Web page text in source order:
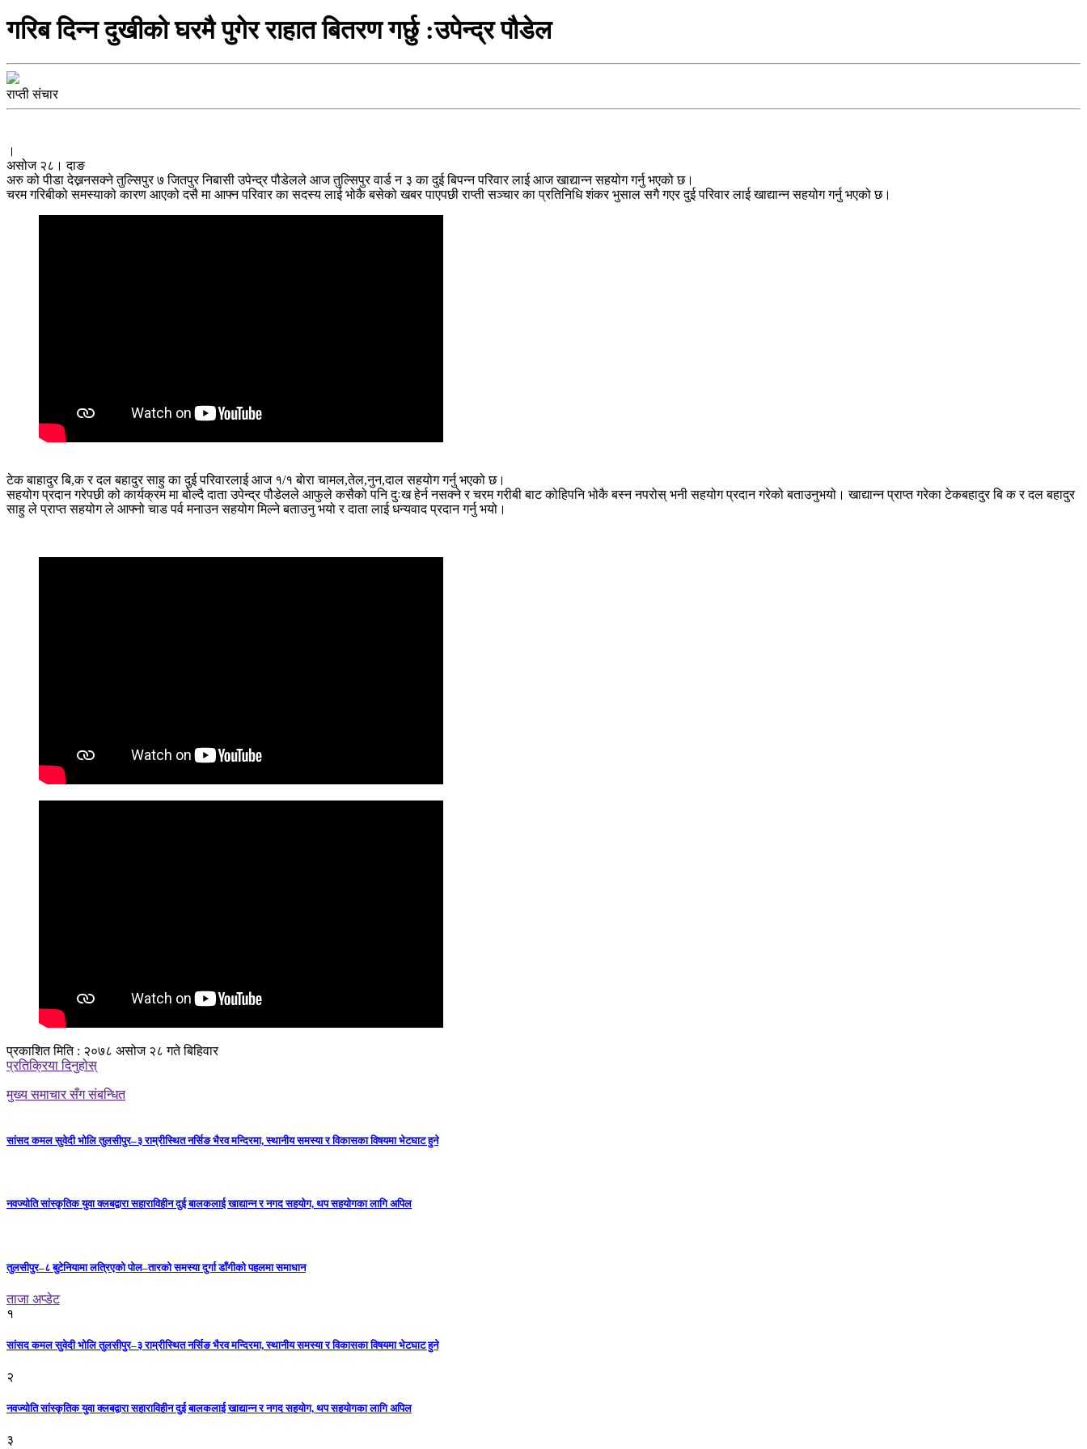
गरिब दिन्न दुखीको घरमै पुगेर राहात बितरण गर्छु :उपेन्द्र पौडेल
राप्ती संचार
।
असोज २८। दाङ
अरु को पीडा देख्ननसक्ने तुल्सिपुर ७ जितपुर निबासी उपेन्द्र पौडेलले आज तुल्सिपुर वार्ड न ३ का दुई बिपन्न परिवार लाई आज खाद्यान्न सहयोग गर्नु भएको छ।
चरम गरिबीको समस्याको कारण आएको दसै मा आफ्न परिवार का सदस्य लाई भोकै बसेको खबर पाएपछी राप्ती सञ्चार का प्रतिनिधि शंकर भुसाल सगै गएर दुई परिवार लाई खाद्यान्न सहयोग गर्नु भएको छ।
टेक बाहादुर बि,क र दल बहादुर साहु का दुई परिवारलाई आज १/१ बाेरा चामल,तेल,नुन,दाल सहयोग गर्नु भएको छ।
सहयोग प्रदान गरेपछी को कार्यक्रम मा बोल्दै दाता उपेन्द्र पौडेलले आफुले कसैको पनि दुःख हेर्न नसक्ने र चरम गरीबी बाट कोहिपनि भोकै बस्न नपरोस् भनी सहयोग प्रदान गरेको बताउनुभयो। खाद्यान्न प्राप्त गरेका टेकबहादुर बि क र दल बहादुर
साहु ले प्राप्त सहयोग ले आफ्नो चाड पर्व मनाउन सहयोग मिल्ने बताउनु भयो र दाता लाई धन्यवाद प्रदान गर्नु भयो।
प्रकाशित मिति : २०७८ असोज २८ गते बिहिवार
प्रतिक्रिया दिनुहोस्
मुख्य समाचार सँग संबन्धित
सांसद कमल सुवेदी भोलि तुलसीपुर–३ राम्रीस्थित नर्सिङ भैरव मन्दिरमा, स्थानीय समस्या र विकासका विषयमा भेटघाट हुने
नवज्योति सांस्कृतिक युवा क्लबद्वारा सहाराविहीन दुई बालकलाई खाद्यान्न र नगद सहयोग, थप सहयोगका लागि अपिल
तुलसीपुर–८ बुटेनियामा लत्रिएको पोल–तारको समस्या दुर्गा डाँगीको पहलमा समाधान
ताजा अप्डेट
१
सांसद कमल सुवेदी भोलि तुलसीपुर–३ राम्रीस्थित नर्सिङ भैरव मन्दिरमा, स्थानीय समस्या र विकासका विषयमा भेटघाट हुने
२
नवज्योति सांस्कृतिक युवा क्लबद्वारा सहाराविहीन दुई बालकलाई खाद्यान्न र नगद सहयोग, थप सहयोगका लागि अपिल
३